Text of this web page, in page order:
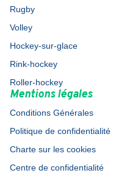
Rugby
Volley
Hockey-sur-glace
Rink-hockey
Roller-hockey
Mentions légales
Conditions Générales
Politique de confidentialité
Charte sur les cookies
Centre de confidentialité